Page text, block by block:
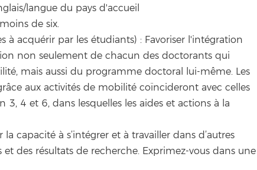
langue du pays d'accueil
de six.
acquérir par les étudiants) : Favoriser l'intégration
non seulement de chacun des doctorants qui
mais aussi du programme doctoral lui-même. Les
aux activités de mobilité coïncideront avec celles
4 et 6, dans lesquelles les aides et actions à la
capacité à s’intégrer et à travailler dans d’autres
des résultats de recherche. Exprimez-vous dans une